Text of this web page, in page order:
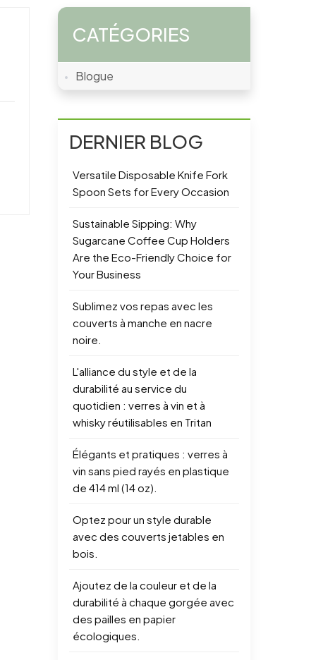
CATÉGORIES
Blogue
DERNIER BLOG
Versatile Disposable Knife Fork
Spoon Sets for Every Occasion
Sustainable Sipping: Why
Sugarcane Coffee Cup Holders
Are the Eco-Friendly Choice for
Your Business
Sublimez vos repas avec les
couverts à manche en nacre
noire.
L'alliance du style et de la
durabilité au service du
quotidien : verres à vin et à
whisky réutilisables en Tritan
Élégants et pratiques : verres à
vin sans pied rayés en plastique
de 414 ml (14 oz).
Optez pour un style durable
avec des couverts jetables en
bois.
Ajoutez de la couleur et de la
durabilité à chaque gorgée avec
des pailles en papier
écologiques.